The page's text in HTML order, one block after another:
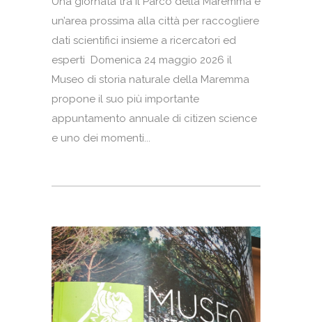
un’area prossima alla città per raccogliere
dati scientifici insieme a ricercatori ed
esperti Domenica 24 maggio 2026 il
Museo di storia naturale della Maremma
propone il suo più importante
appuntamento annuale di citizen science
e uno dei momenti...